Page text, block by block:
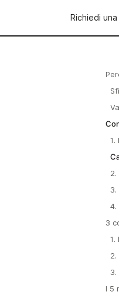
Richiedi
1.
4.
3
1.
I 5